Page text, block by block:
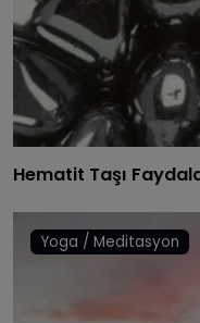
Hematit Taşı
Yoga / Meditasyon